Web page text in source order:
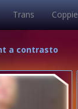
Trans Coppie
a contrasto